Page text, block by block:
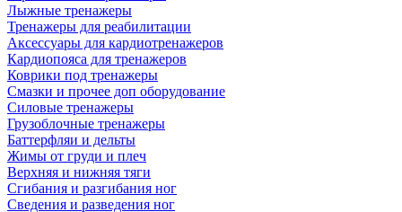
Лыжные тренажеры
Тренажеры для реабилитации
Аксессуары для кардиотренажеров
Кардиопояса для тренажеров
Коврики под тренажеры
Смазки и прочее доп оборудование
Силовые тренажеры
Грузоблочные тренажеры
Баттерфляи и дельты
Жимы от груди и плеч
Верхняя и нижняя тяги
Сгибания и разгибания ног
Сведения и разведения ног